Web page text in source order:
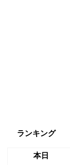
ランキング
本日